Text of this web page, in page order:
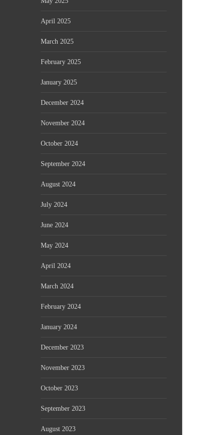
April 2025
March 2025
February 2025
January 2025
December 2024
November 2024
October 2024
September 2024
August 2024
July 2024
June 2024
May 2024
April 2024
March 2024
February 2024
January 2024
December 2023
November 2023
October 2023
September 2023
August 2023